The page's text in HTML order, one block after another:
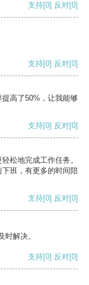
支持[0] 反对[0]
支持[0] 反对[0]
高了50%，让我能够
支持[0] 反对[0]
松地完成工作任务。
班，有更多的时间陪
支持[0] 反对[0]
解决。
支持[0] 反对[0]